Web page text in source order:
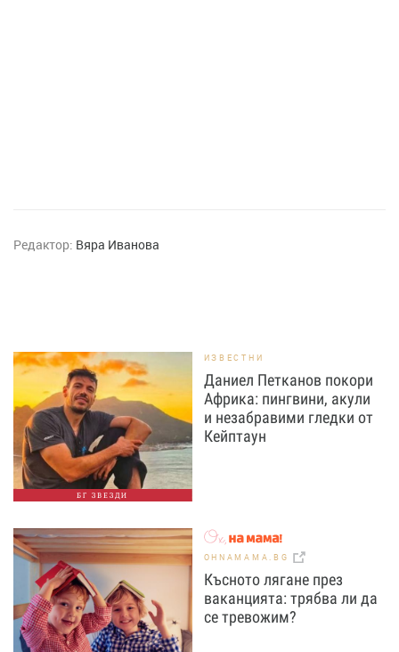
Редактор: Вяра Иванова
БГ ЗВЕЗДИ
ИЗВЕСТНИ
Даниел Петканов покори
Африка: пингвини, акули
и незабравими гледки от
Кейптаун
OHNAMAMA.BG
Късното лягане през
ваканцията: трябва ли да
се тревожим?